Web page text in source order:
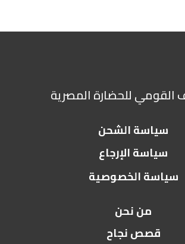
القومي للحضارة المصرية
سياسة الشحن
سياسة الإرجاع
سياسة الخصوصية
من نحن
قصص نجاح